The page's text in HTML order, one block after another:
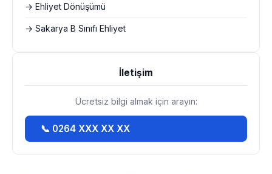
→ Ehliyet Dönüşümü
→ Sakarya B Sınıfı Ehliyet
İletişim
Ücretsiz bilgi almak için arayın:
📞 0264 XXX XX XX